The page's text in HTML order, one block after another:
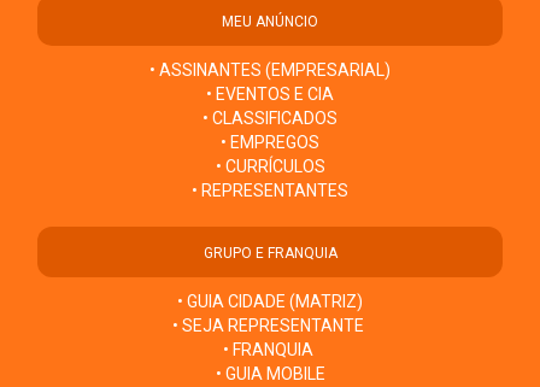
MEU ANÚNCIO
• ASSINANTES (EMPRESARIAL)
• EVENTOS E CIA
• CLASSIFICADOS
• EMPREGOS
• CURRÍCULOS
• REPRESENTANTES
GRUPO E FRANQUIA
• GUIA CIDADE (MATRIZ)
• SEJA REPRESENTANTE
• FRANQUIA
• GUIA MOBILE